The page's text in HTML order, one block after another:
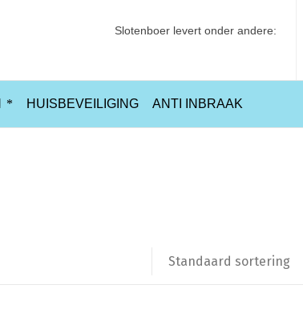
Slotenboer levert onder andere:
HUISBEVEILIGING ANTI INBRAAK
Standaard sortering